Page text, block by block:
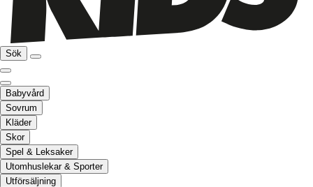
Sök
Babyvård
Sovrum
Kläder
Skor
Spel & Leksaker
Utomhuslekar & Sporter
Utförsäljning